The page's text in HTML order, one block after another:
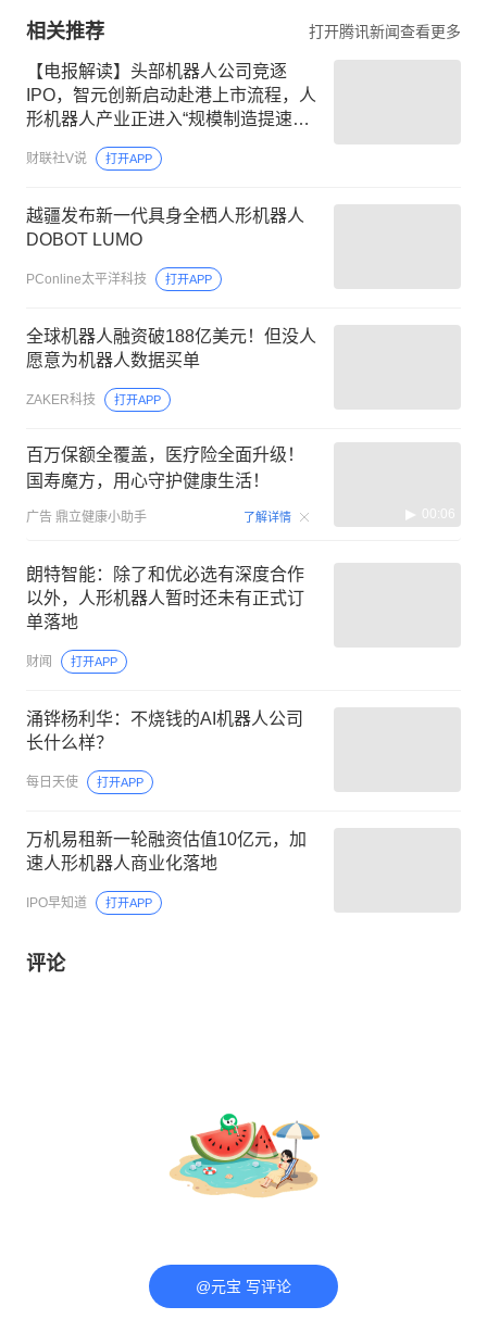
相关推荐 打开腾讯新闻查看更多
【电报解读】头部机器人公司竞逐
IPO，智元创新启动赴港上市流程，人
形机器人产业正进入“规模制造提速、
场景持续拓展、具身智能升级”三重驱
动阶段，这家公司已向智元批量交付
财联社V说 打开APP
越疆发布新一代具身全栖人形机器人
DOBOT LUMO
PConline太平洋科技 打开APP
全球机器人融资破188亿美元！但没人
愿意为机器人数据买单
ZAKER科技 打开APP
百万保额全覆盖，医疗险全面升级！
国寿魔方，用心守护健康生活！
广告 鼎立健康小助手 了解详情 00:06
朗特智能：除了和优必选有深度合作
以外，人形机器人暂时还未有正式订
单落地
财闻 打开APP
涌铧杨利华：不烧钱的AI机器人公司
长什么样？
每日天使 打开APP
万机易租新一轮融资估值10亿元，加
速人形机器人商业化落地
IPO早知道 打开APP
评论
@元宝 写评论